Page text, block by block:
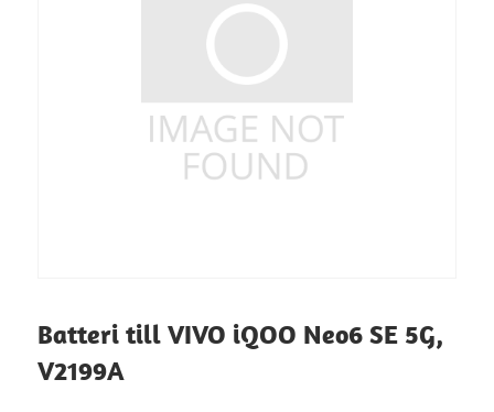
Batteri till VIVO iQOO Neo6 SE 5G,
V2199A